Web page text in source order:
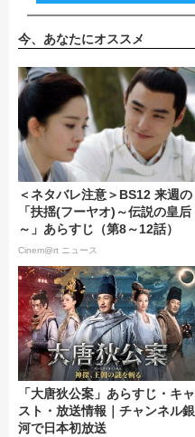
今、あなたにオススメ
＜ネタバレ注意＞BS12 来週の
「扶揺(フーヤオ)～伝説の皇后
～」あらすじ（第8～12話）
Cinem@rt ニュース
「大唐狄公案」あらすじ・キャ
スト・放送情報｜チャンネル銀
河で日本初放送